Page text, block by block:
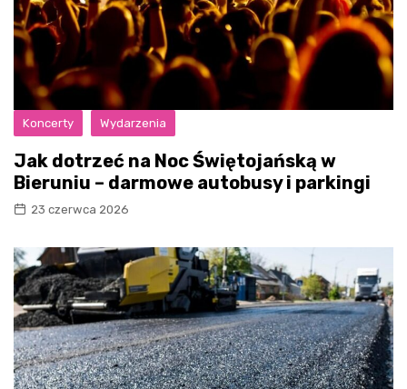
Koncerty Wydarzenia
Jak dotrzeć na Noc Świętojańską w
Bieruniu – darmowe autobusy i parkingi
23 czerwca 2026